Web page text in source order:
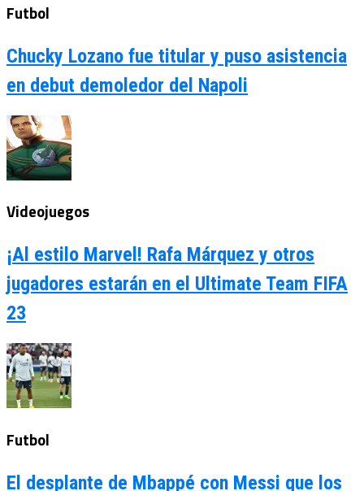
Futbol
Chucky Lozano fue titular y puso asistencia
en debut demoledor del Napoli
Videojuegos
¡Al estilo Marvel! Rafa Márquez y otros
jugadores estarán en el Ultimate Team FIFA
23
Futbol
El desplante de Mbappé con Messi que los